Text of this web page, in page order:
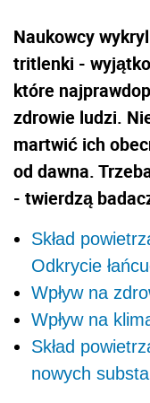
Naukowcy
tritlenki -
które
zdrowie ludzi.
martwić ich
od dawna.
- twierdzą
Skład
Odkrycie
Wpływ na
Wpływ na
Skład
nowych